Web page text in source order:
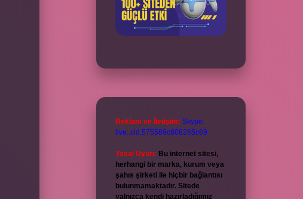
Reklam ve İletişim: Skype:
live:.cid.575569c608265c69
Yasal Uyarı: Bu internet sitesi,
herhangi bir marka, kurum veya
şahıs şirketi ile hiçbir bağlantısı
bulunmamaktadır. Sitede
yalnızca kendi hazırladığımız